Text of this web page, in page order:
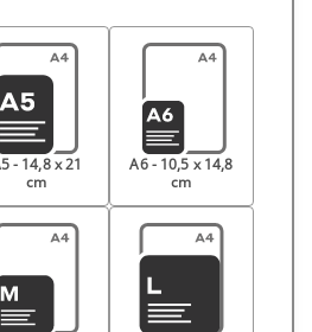
- 14,8 x 21
cm
A6 - 10,5 x 14,8
cm